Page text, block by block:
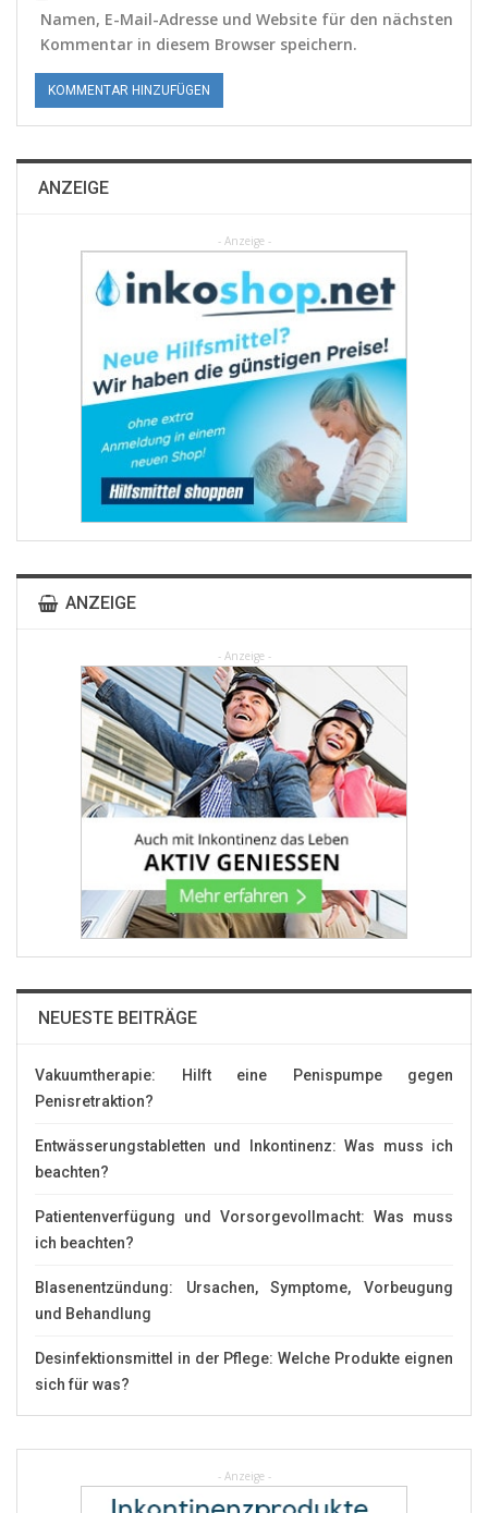
Namen, E-Mail-Adresse und Website für den nächsten
Kommentar in diesem Browser speichern.
ANZEIGE
- Anzeige -
ANZEIGE
- Anzeige -
NEUESTE BEITRÄGE
Vakuumtherapie: Hilft eine Penispumpe gegen
Penisretraktion?
Entwässerungstabletten und Inkontinenz: Was muss ich
beachten?
Patientenverfügung und Vorsorgevollmacht: Was muss
ich beachten?
Blasenentzündung: Ursachen, Symptome, Vorbeugung
und Behandlung
Desinfektionsmittel in der Pflege: Welche Produkte eignen
sich für was?
- Anzeige -